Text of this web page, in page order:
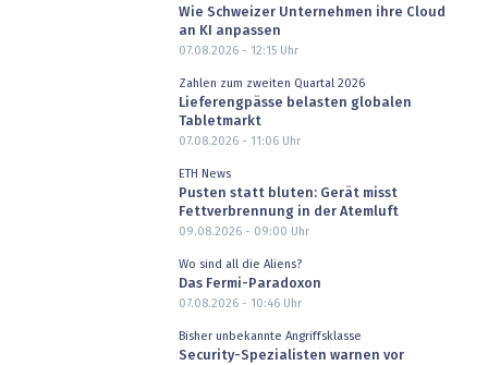
Wie Schweizer Unternehmen ihre Cloud
an KI anpassen
07.08.2026 - 12:15Uhr
Zahlen zum zweiten Quartal 2026
Lieferengpässe belasten globalen
Tabletmarkt
07.08.2026 - 11:06Uhr
ETH News
Pusten statt bluten: Gerät misst
Fettverbrennung in der Atemluft
09.08.2026 - 09:00 Uhr
Wo sind all die Aliens?
Das Fermi-Paradoxon
07.08.2026 - 10:46Uhr
Bisher unbekannte Angriffsklasse
Security-Spezialisten warnen vor